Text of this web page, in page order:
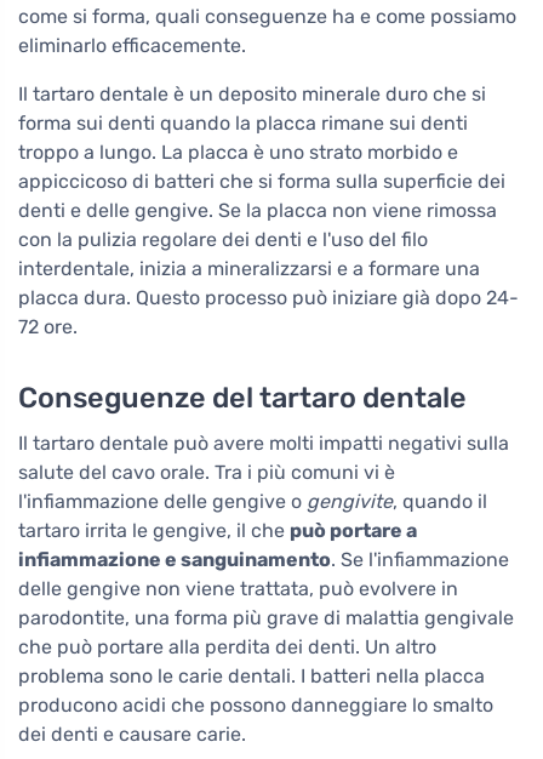
come si forma, quali conseguenze ha e come possiamo
eliminarlo efficacemente.
Il tartaro dentale è un deposito minerale duro che si
forma sui denti quando la placca rimane sui denti
troppo a lungo. La placca è uno strato morbido e
appiccicoso di batteri che si forma sulla superficie dei
denti e delle gengive. Se la placca non viene rimossa
con la pulizia regolare dei denti e l'uso del filo
interdentale, inizia a mineralizzarsi e a formare una
placca dura. Questo processo può iniziare già dopo 24-
72 ore.
Conseguenze del tartaro dentale
Il tartaro dentale può avere molti impatti negativi sulla
salute del cavo orale. Tra i più comuni vi è
l'infiammazione delle gengive o gengivite, quando il
tartaro irrita le gengive, il che può portare a
infiammazione e sanguinamento. Se l'infiammazione
delle gengive non viene trattata, può evolvere in
parodontite, una forma più grave di malattia gengivale
che può portare alla perdita dei denti. Un altro
problema sono le carie dentali. I batteri nella placca
producono acidi che possono danneggiare lo smalto
dei denti e causare carie.